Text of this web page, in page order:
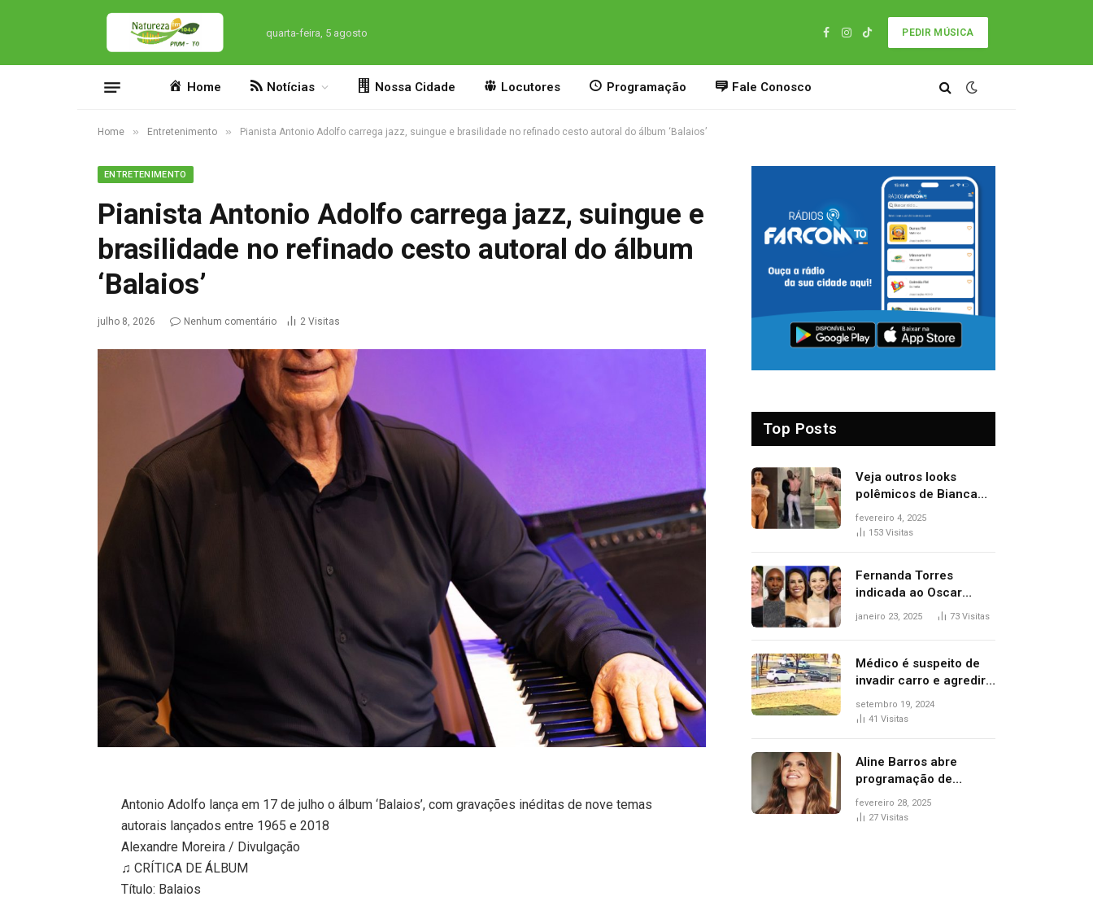
quarta-feira, 5 agosto
Facebook
Instagram
TikTok
PEDIR MÚSICA
Home Notícias Nossa Cidade Locutores Programação Fale Conosco
Home » Entretenimento » Pianista Antonio Adolfo carrega jazz, suingue e brasilidade no refinado cesto autoral do álbum ‘Balaios’
ENTRETENIMENTO
Pianista Antonio Adolfo carrega jazz, suingue e
brasilidade no refinado cesto autoral do álbum
‘Balaios’
julho 8, 2026 Nenhum comentário 2 Visitas
Antonio Adolfo lança em 17 de julho o álbum ‘Balaios’, com gravações inéditas de nove temas
autorais lançados entre 1965 e 2018
Alexandre Moreira / Divulgação
♫ CRÍTICA DE ÁLBUM
Título: Balaios
Top Posts
Veja outros looks
polêmicos de Bianca
Censori, esposa de
Kanye West que
fevereiro 4, 2025
153 Visitas
Fernanda Torres
indicada ao Oscar
2025: veja as
janeiro 23, 2025 73 Visitas
Médico é suspeito de
invadir carro e agredir
delegado aposentado
durante confusão no
setembro 19, 2024
41 Visitas
Aline Barros abre
programação de
Carnaval na Praça dos
Girassóis nesta sexta-
fevereiro 28, 2025
27 Visitas